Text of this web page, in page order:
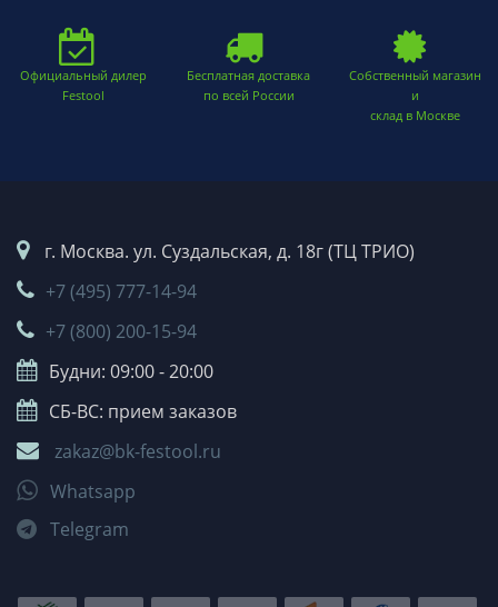
Официальный дилер
Festool
Бесплатная доставка
по всей России
Собственный магазин
и
склад в Москве
г. Москва. ул. Суздальская, д. 18г (ТЦ ТРИО)
+7 (495) 777-14-94
+7 (800) 200-15-94
Будни: 09:00 - 20:00
СБ-ВС: прием заказов
zakaz@bk-festool.ru
Whatsapp
Telegram